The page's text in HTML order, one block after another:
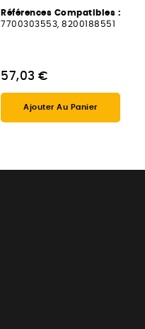
Références Compatibles :
7700303553, 8200188551
57,03 €
Ajouter Au Panier